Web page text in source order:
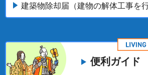
建築物除却届（建物の解体工事を
便利ガイド